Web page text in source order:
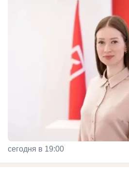
сегодня в 19:00